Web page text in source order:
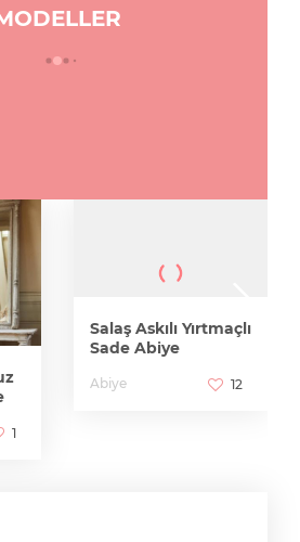
1
Salaş Askılı Yırtmaçlı
Sade Abiye
Abiye 12